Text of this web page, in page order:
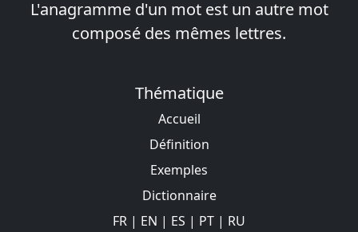
L'anagramme d'un mot est un autre mot
composé des mêmes lettres.
Thématique
Accueil
Définition
Exemples
Dictionnaire
FR | EN | ES | PT | RU